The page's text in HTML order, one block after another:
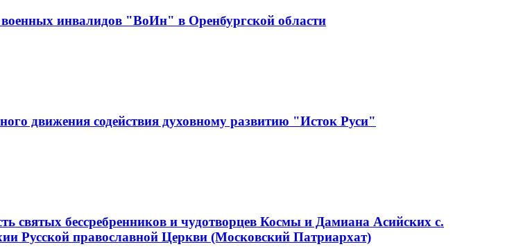
военных инвалидов "ВоИн" в Оренбургской области
движения содействия духовному развитию "Исток Руси"
святых бессребренников и чудотворцев Космы и Дамиана Асийских с.
Русской православной Церкви (Московский Патриархат)